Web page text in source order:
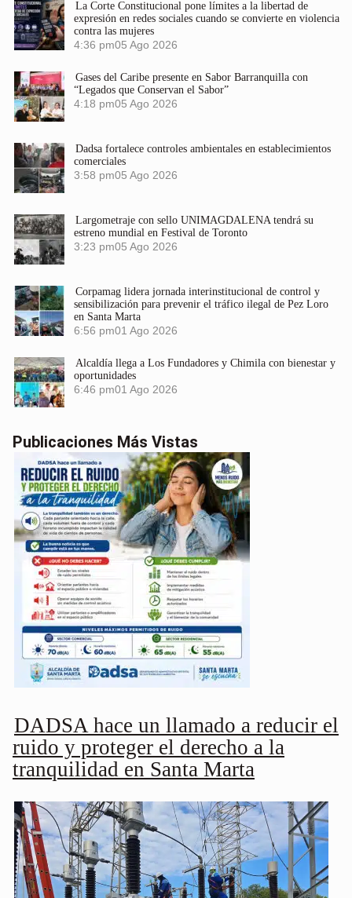
La Corte Constitucional pone límites a la libertad de
expresión en redes sociales cuando se convierte en violencia
contra las mujeres
4:36 pm05 Ago 2026
Gases del Caribe presente en Sabor Barranquilla con
“Legados que Conservan el Sabor”
4:18 pm05 Ago 2026
Dadsa fortalece controles ambientales en establecimientos
comerciales
3:58 pm05 Ago 2026
Largometraje con sello UNIMAGDALENA tendrá su
estreno mundial en Festival de Toronto
3:23 pm05 Ago 2026
Corpamag lidera jornada interinstitucional de control y
sensibilización para prevenir el tráfico ilegal de Pez Loro
en Santa Marta
6:56 pm01 Ago 2026
Alcaldía llega a Los Fundadores y Chimila con bienestar y
oportunidades
6:46 pm01 Ago 2026
Publicaciones Más Vistas
DADSA hace un llamado a reducir el
ruido y proteger el derecho a la
tranquilidad en Santa Marta